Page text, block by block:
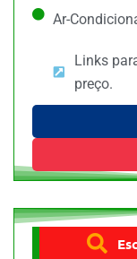
Ar-
Links
preço.